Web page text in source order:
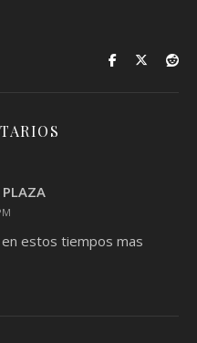
PLAZA
estos tiempos mas